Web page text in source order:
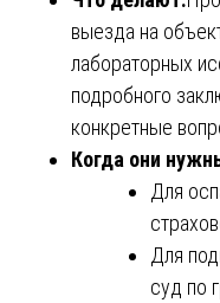
выезда на
лабораторных
подробного
конкретные
Когда они
Для
Для
суд по